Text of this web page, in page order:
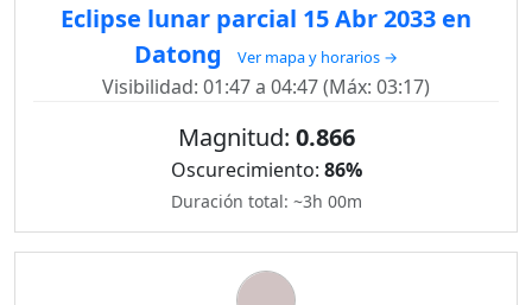
Eclipse lunar parcial 15 Abr 2033 en
Datong
Ver mapa y horarios →
Visibilidad: 01:47 a 04:47 (Máx: 03:17)
Magnitud: 0.866
Oscurecimiento: 86%
Duración total: ~3h 00m